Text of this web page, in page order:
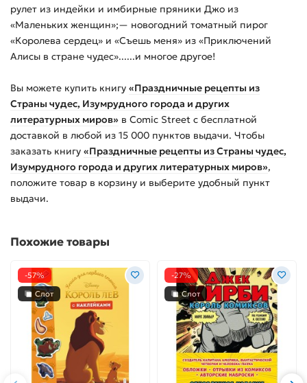
рулет из индейки и имбирные пряники Джо из
«Маленьких женщин»;— новогодний томатный пирог
«Королева сердец» и «Съешь меня» из «Приключений
Алисы в стране чудес»......и многое другое!
Вы можете купить книгу «Праздничные рецепты из
Страны чудес, Изумрудного города и других
литературных миров» в Comic Street с бесплатной
доставкой в любой из 15 000 пунктов выдачи. Чтобы
заказать книгу «Праздничные рецепты из Страны чудес,
Изумрудного города и других литературных миров»,
положите товар в корзину и выберите удобный пункт
выдачи.
Похожие товары
-57%
Слот
-27%
Слот